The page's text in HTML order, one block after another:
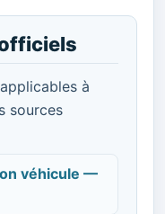
à
sources
véhicule —